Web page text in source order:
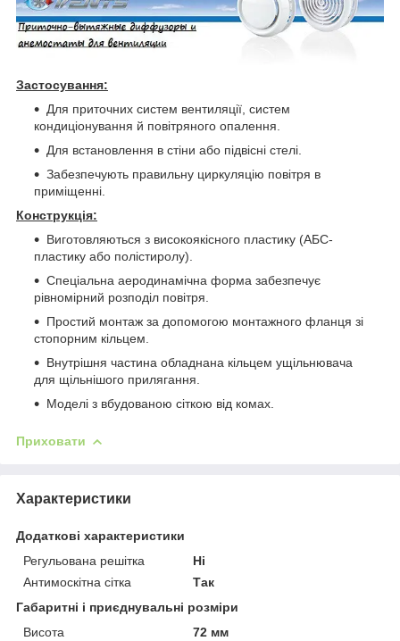
Застосування:
Для приточних систем вентиляції, систем
кондиціонування й повітряного опалення.
Для встановлення в стіни або підвісні стелі.
Забезпечують правильну циркуляцію повітря в
приміщенні.
Конструкція:
Виготовляються з високоякісного пластику (АБС-
пластику або полістиролу).
Спеціальна аеродинамічна форма забезпечує
рівномірний розподіл повітря.
Простий монтаж за допомогою монтажного фланця зі
стопорним кільцем.
Внутрішня частина обладнана кільцем ущільнювача
для щільнішого прилягання.
Моделі з вбудованою сіткою від комах.
Приховати
Характеристики
Додаткові характеристики
Регульована решітка
Ні
Антимоскітна сітка
Так
Габаритні і приєднувальні розміри
Висота
72 мм